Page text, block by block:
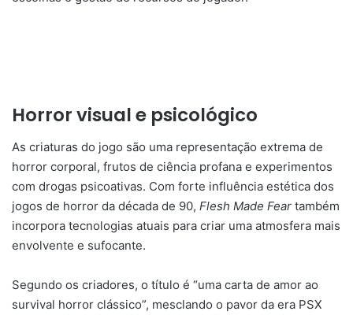
Horror visual e psicológico
As criaturas do jogo são uma representação extrema de
horror corporal, frutos de ciência profana e experimentos
com drogas psicoativas. Com forte influência estética dos
jogos de horror da década de 90, Flesh Made Fear também
incorpora tecnologias atuais para criar uma atmosfera mais
envolvente e sufocante.
Segundo os criadores, o título é “uma carta de amor ao
survival horror clássico”, mesclando o pavor da era PSX